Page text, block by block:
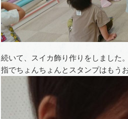
続いて、スイカ飾り作りをしました。
指でちょんちょんとスタンプはもう